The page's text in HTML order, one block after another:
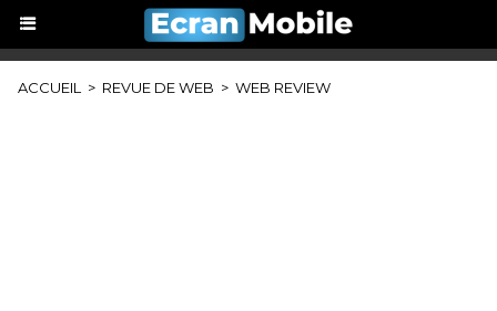
ACCUEIL > REVUE DE WEB > WEB REVIEW